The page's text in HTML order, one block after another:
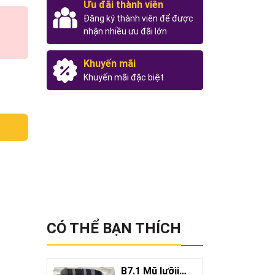
Ưu đãi thành viên
Đăng ký thành viên để được
nhận nhiều ưu đãi lớn
Khuyến mãi
Khuyến mãi đặc biệt
CÓ THỂ BẠN THÍCH
B7.1 Mũ lưỡii